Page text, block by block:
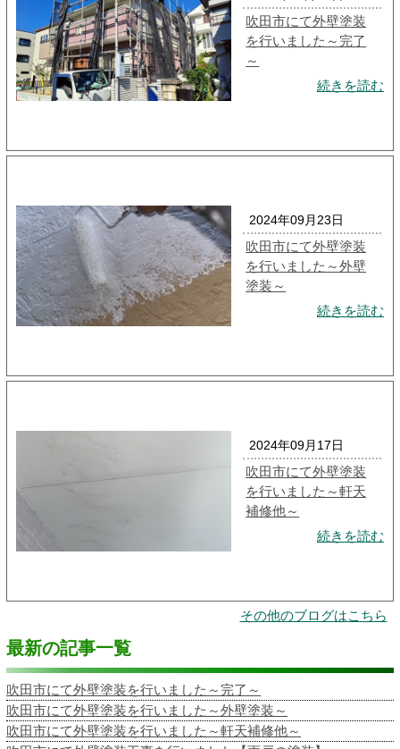
吹田市にて外壁塗装
を行いました～完了
～
続きを読む
2024年09月23日
吹田市にて外壁塗装
を行いました～外壁
塗装～
続きを読む
2024年09月17日
吹田市にて外壁塗装
を行いました～軒天
補修他～
続きを読む
その他のブログはこちら
最新の記事一覧
吹田市にて外壁塗装を行いました～完了～
吹田市にて外壁塗装を行いました～外壁塗装～
吹田市にて外壁塗装を行いました～軒天補修他～